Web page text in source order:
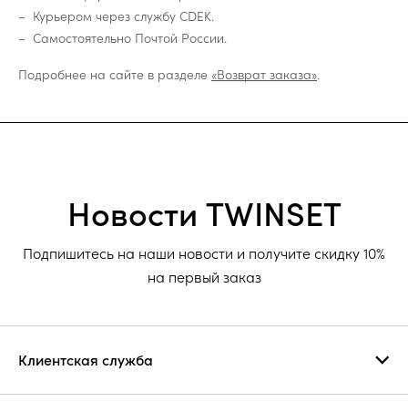
Курьером через службу CDEK.
Самостоятельно Почтой России.
Подробнее на сайте в разделе «Возврат заказа».
Новости TWINSET
Подпишитесь на наши новости и получите скидку 10%
на первый заказ
Клиентская служба